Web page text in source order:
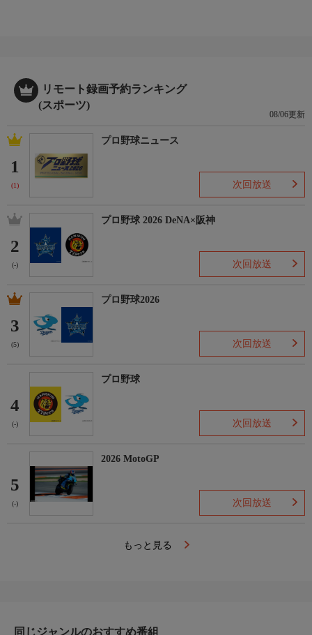
リモート録画予約ランキング
(スポーツ)
08/06更新
1
(1)
プロ野球ニュース
次回放送
2
(-)
プロ野球 2026 DeNA×阪神
次回放送
3
(5)
プロ野球2026
次回放送
4
(-)
プロ野球
次回放送
5
(-)
2026 MotoGP
次回放送
もっと見る
同じジャンルのおすすめ番組